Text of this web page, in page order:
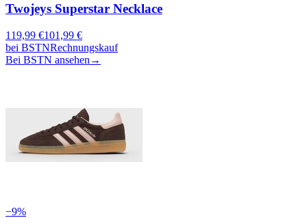
Twojeys Superstar Necklace
119,99 €101,99 €
bei BSTNRechnungskauf
Bei BSTN ansehen →
−9%